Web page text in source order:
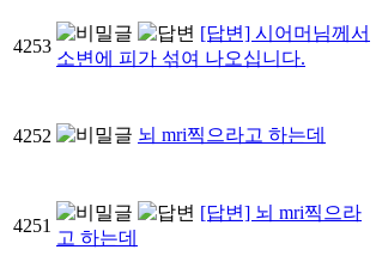
4253
[답변] 시어머님께서
소변에 피가 섞여 나오십니다.
4252 뇌 mri찍으라고 하는데
4251
[답변] 뇌 mri찍으라
고 하는데